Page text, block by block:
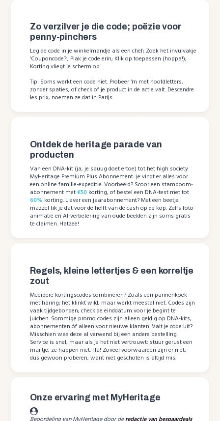
Zo verzilver je die code; poëzie voor
penny-pinchers
Leg de code in je winkelmandje als een chef; Zoek het invulvakje
‘Couponcode?’; Plak je code erin; Klik op toepassen (hoppa!);
Korting vliegt je scherm op.
Tip: Soms werkt een code niet. Probeer ‘m met hoofdletters,
zonder spaties, of check of je product in de actie valt. Descendre
les prix, noemen ze dat in Parijs.
Ontdek de heritage parade van
producten
Van een DNA-kit (ja, je spuug doet ertoe) tot het high society
MyHeritage Premium Plus Abonnement: je vindt er alles voor
een online familie-expeditie. Voorbeeld? Scoor een stamboom-
abonnement met€50 korting, of bestel een DNA-test met tot
60% korting. Liever een jaarabonnement? Met een beetje
mazzel tik je dat voor de helft van de cash op de kop. Zelfs foto-
animatie en AI-verbetering van oude beelden zijn soms gratis
te claimen. Hatzee!
Regels, kleine lettertjes & een korreltje
zout
Meerdere kortingscodes combineren? Zoals een pannenkoek
met haring; het klinkt wild, maar werkt meestal niet. Codes zijn
vaak tijdgebonden; check de einddatum voor je begint te
juichen. Sommige promo codes zijn alleen geldig op DNA-kits,
abonnementen óf alleen voor nieuwe klanten. Valt je code uit?
Misschien was deze al verwend bij een andere bestelling.
Service is snel, maar als je het niet vertrouwt: stuur gerust een
mailtje, ze happen niet. Ha! Zoveel voorwaarden zijn er niet,
dus gewoon proberen, want niet geschoten is altijd mis.
Onze ervaring met MyHeritage